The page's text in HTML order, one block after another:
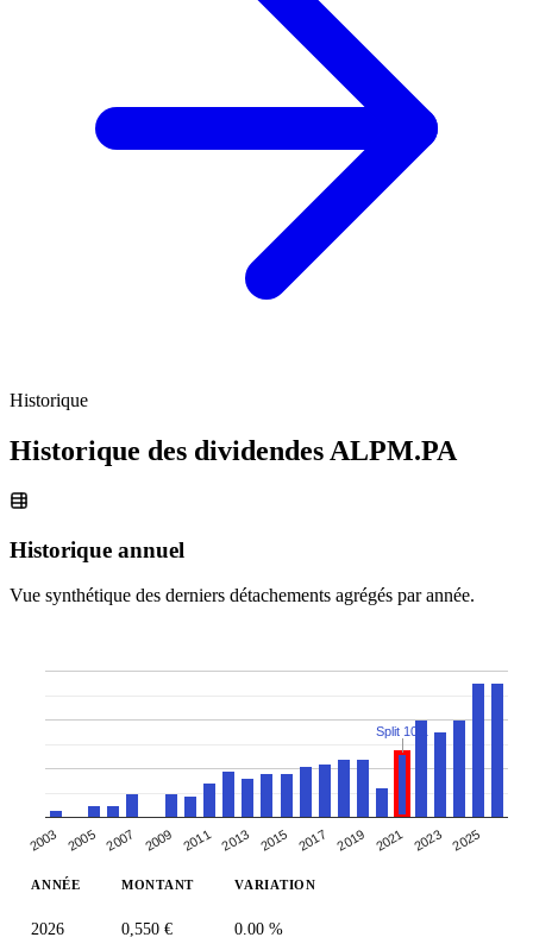
Historique
Historique des dividendes ALPM.PA
Historique annuel
Vue synthétique des derniers détachements agrégés par année.
2003 2005 2007 2009 2011 2013 2015 2017 2019 2021 2023 2025
Split 10:1
ANNÉE MONTANT VARIATION
2026 0,550 € 0.00 %